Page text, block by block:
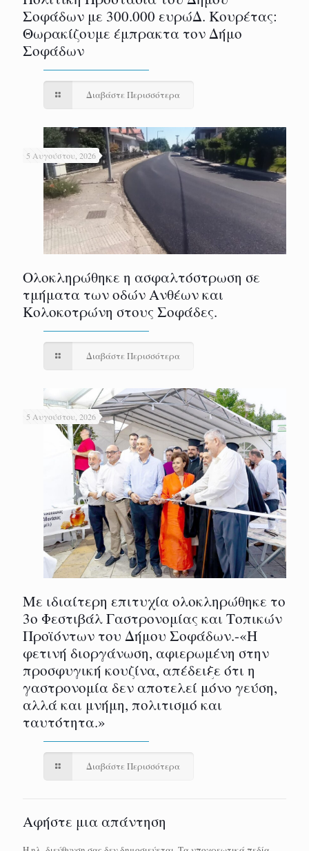
Σοφάδων με 300.000 ευρώΔ. Κουρέτας:
Θωρακίζουμε έμπρακτα τον Δήμο
Σοφάδων
Διαβάστε Περισσότερα
5 Αυγούστου, 2026
Ολοκληρώθηκε η ασφαλτόστρωση σε
τμήματα των οδών Ανθέων και
Κολοκοτρώνη στους Σοφάδες.
Διαβάστε Περισσότερα
5 Αυγούστου, 2026
Με ιδιαίτερη επιτυχία ολοκληρώθηκε το
3ο Φεστιβάλ Γαστρονομίας και Τοπικών
Προϊόντων του Δήμου Σοφάδων.-«Η
φετινή διοργάνωση, αφιερωμένη στην
προσφυγική κουζίνα, απέδειξε ότι η
γαστρονομία δεν αποτελεί μόνο γεύση,
αλλά και μνήμη, πολιτισμό και
ταυτότητα.»
Διαβάστε Περισσότερα
Αφήστε μια απάντηση